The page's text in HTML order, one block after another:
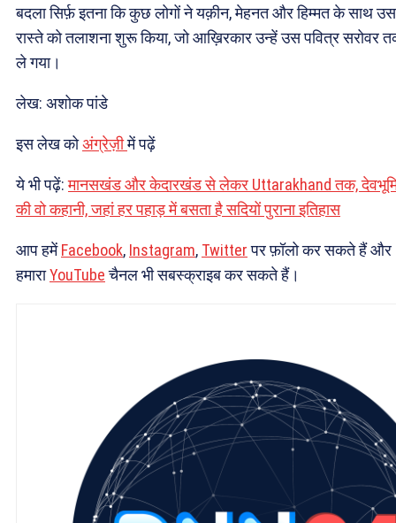
बदला सिर्फ़ इतना कि कुछ लोगों ने यक़ीन, मेहनत और हिम्मत के साथ उस
रास्ते को तलाशना शुरू किया, जो आख़िरकार उन्हें उस पवित्र सरोवर
ले गया।
लेख: अशोक पांडे
इस लेख कोअंग्रेज़ीमें पढ़ें
ये भी पढ़ें:मानसखंड और केदारखंड से लेकर Uttarakhand तक,
की वो कहानी, जहां हर पहाड़ में बसता है सदियों पुराना इतिहास
आप हमेंFacebook, Instagram, Twitterपर फ़ॉलो कर सकते हैं और
हमाराYouTubeचैनल भी सबस्क्राइब कर सकते हैं।